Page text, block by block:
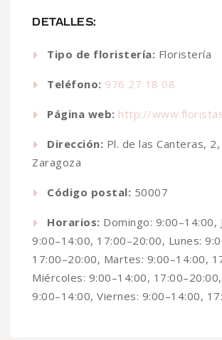
DETALLES:
Tipo de floristería: Floristería
Teléfono: 976 27 18 08
Página web: http://
Dirección: Pl. de las Canteras,
Zaragoza
Código postal: 50007
Horarios: Domingo: 9:00–14:00,
9:00–14:00, 17:00–20:00, Lunes:
17:00–20:00, Martes: 9:00–14:00,
Miércoles: 9:00–14:00,
9:00–14:00, Viernes: 9:00–14:00,